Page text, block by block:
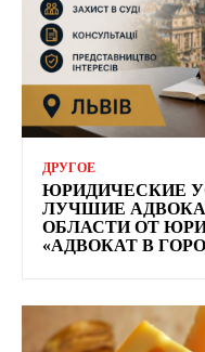
ДРУГОЕ
ЮРИДИЧЕСКИЕ
ЛУЧШИЕ
ОБЛАСТИ ОТ
«АДВОКАТ В